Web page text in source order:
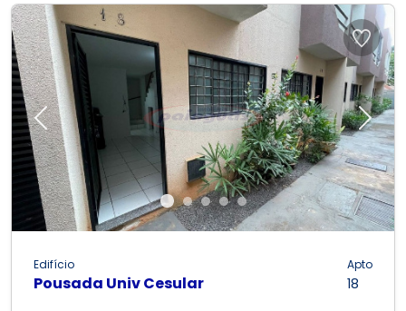
Previous Next
Edifício
Pousada Univ Cesular
Apto
18